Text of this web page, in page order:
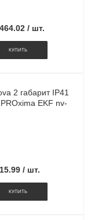
/ шт.
КУПИТЬ
2 габарит IP41
EKF nv-
/ шт.
КУПИТЬ